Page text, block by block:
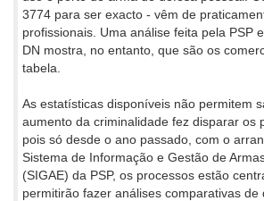
3774 para ser exacto - vêm de
profissionais. Uma análise feita pela PSP
DN mostra, no entanto, que são os
tabela.
As estatísticas disponíveis não permitem
aumento da criminalidade fez disparar os
pois só desde o ano passado, com o
Sistema de Informação e Gestão de
(SIGAE) da PSP, os processos estão
permitirão fazer análises comparativas de